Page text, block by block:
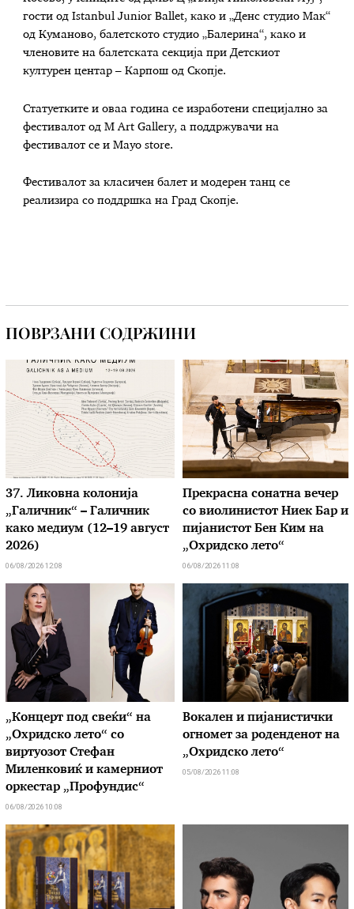
гости од Istanbul Junior Ballet, како и „Денс студио Мак“
од Куманово, балетското студио „Балерина“, како и
членовите на балетската секција при Детскиот
културен центар – Карпош од Скопје.
Статуетките и оваа година се изработени специјално за
фестивалот од M Art Gallery, а поддржувачи на
фестивалот се и Mayo store.
Фестивалот за класичен балет и модерен танц се
реализира со поддршка на Град Скопје.
ПОВРЗАНИ СОДРЖИНИ
37. Ликовна колонија
„Галичник“ – Галичник
како медиум (12–19 август
2026)
06/08/2026 12:08
Прекрасна сонатна вечер
со виолинистот Ниек Бар и
пијанистот Бен Ким на
„Охридско лето“
06/08/2026 11:08
„Концерт под свеќи“ на
„Охридско лето“ со
виртуозот Стефан
Миленковиќ и камерниот
оркестар „Профундис“
06/08/2026 10:08
Вокален и пијанистички
огномет за роденденот на
„Охридско лето“
05/08/2026 11:08